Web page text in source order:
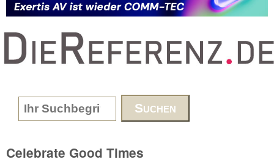
www.DieReferenz.de
Search form
Celebrate Good Times